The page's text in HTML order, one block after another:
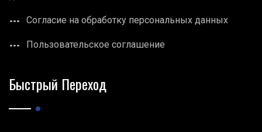
Согласие на обработку персональных данных
Пользовательское соглашение
Быстрый Переход